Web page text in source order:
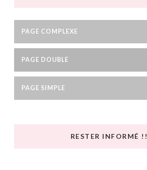
PAGE COMPLEXE
PAGE DOUBLE
PAGE SIMPLE
RESTER INFORMÉ !!